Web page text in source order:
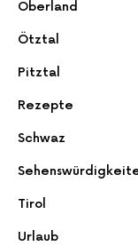
Oberland
Ötztal
Pitztal
Rezepte
Schwaz
Tirol
Urlaub